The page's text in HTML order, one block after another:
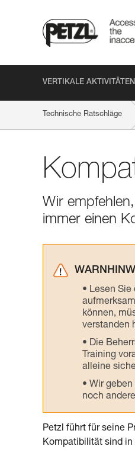
VERTIKALE AKTIVITÄTEN
Technische Ratschläge
Wir
immer einen
Lesen Sie
können,
verstanden
Die
Training
alleine
Wir
noch
Petzl führt für seine
Kompatibilität sind in